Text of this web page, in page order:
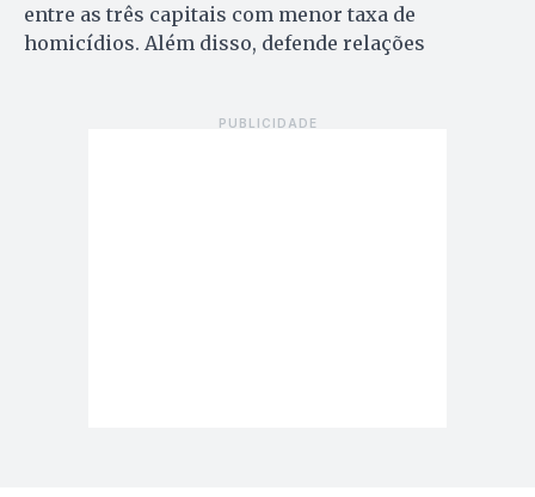
entre as três capitais com menor taxa de
homicídios. Além disso, defende relações